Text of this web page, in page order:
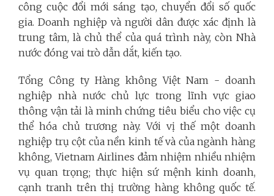
công cuộc đổi mới sáng tạo, chuyển đổi số quốc
gia. Doanh nghiệp và người dân được xác định là
trung tâm, là chủ thể của quá trình này, còn Nhà
nước đóng vai trò dẫn dắt, kiến tạo.
Tổng Công ty Hàng không Việt Nam - doanh
nghiệp nhà nước chủ lực trong lĩnh vực giao
thông vận tải là minh chứng tiêu biểu cho việc cụ
thể hóa chủ trương này. Với vị thế một doanh
nghiệp trụ cột của nền kinh tế và của ngành hàng
không, Vietnam Airlines đảm nhiệm nhiều nhiệm
vụ quan trọng; thực hiện sứ mệnh kinh doanh,
cạnh tranh trên thị trường hàng không quốc tế.